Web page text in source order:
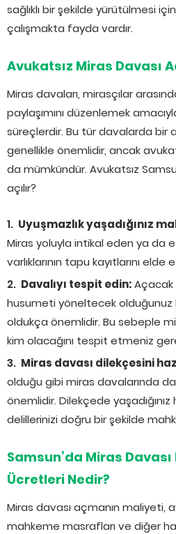
sağlıklı bir şekilde yürütülmesi
çalışmakta fayda vardır.
Avukatsız Miras Davası
Miras davaları, mirasçılar
paylaşımını düzenlemek
süreçlerdir. Bu tür davalarda bir
genellikle önemlidir, ancak
da mümkündür. Avukatsız
açılır?
Uyuşmazlık yaşadığınız
Miras yoluyla intikal eden ya da
varlıklarının tapu kayıtlarını
Davalıyı tespit edin:
husumeti yöneltecek
oldukça önemlidir. Bu sebeple
kim olacağını tespit etmeniz
Miras davası dilekçesini
olduğu gibi miras davalarında
önemlidir. Dilekçede yaşadığınız
delillerinizi doğru bir şekilde
Samsun’da Miras Davası
Ücretleri Nedir?
Miras davası açmanın maliyeti,
mahkeme masrafları ve diğer